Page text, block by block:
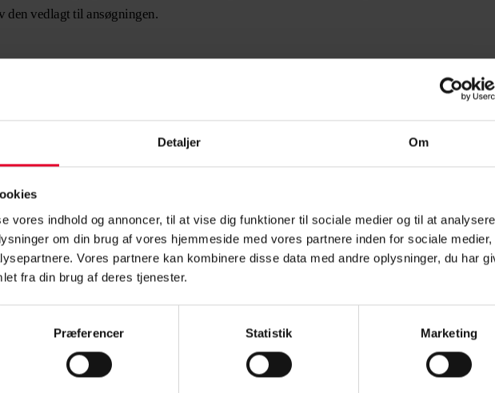
Detaljer Om
vores indhold og annoncer, til at vise dig funktioner til sociale medier og til at analysere
om din brug af vores hjemmeside med vores partnere inden for sociale medier,
Vores partnere kan kombinere disse data med andre oplysninger, du har
fra din brug af deres tjenester.
Præferencer Statistik Marketing
den vedlagt til ansøgningen.
råd​
og hvad koster den?
på plads.
Derfor tilbyder administrationselementet i Niels Mølleskovs regiment at hjælpe med at
det er der, hvor du arbejder.